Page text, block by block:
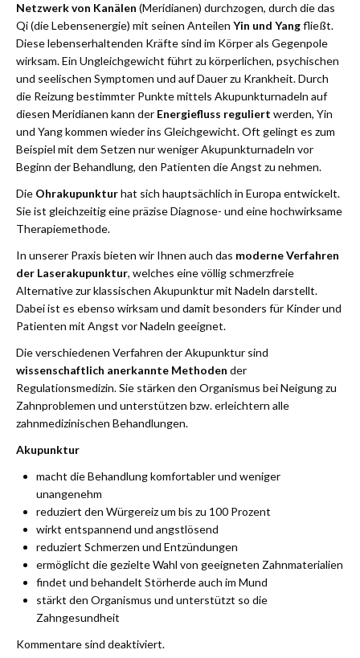
Netzwerk von Kanälen (Meridianen) durchzogen, durch die das
Qi (die Lebensenergie) mit seinen Anteilen Yin und Yangfließt.
Diese lebenserhaltenden Kräfte sind im Körper als Gegenpole
wirksam. Ein Ungleichgewicht führt zu körperlichen, psychischen
und seelischen Symptomen und auf Dauer zu Krankheit. Durch
die Reizung bestimmter Punkte mittels Akupunkturnadeln auf
diesen Meridianen kann der Energiefluss reguliert werden, Yin
und Yang kommen wieder ins Gleichgewicht. Oft gelingt es zum
Beispiel mit dem Setzen nur weniger Akupunkturnadeln vor
Beginn der Behandlung, den Patienten die Angst zu nehmen.
Die Ohrakupunkturhat sich hauptsächlich in Europa entwickelt.
Sie ist gleichzeitig eine präzise Diagnose- und eine hochwirksame
Therapiemethode.
In unserer Praxis bieten wir Ihnen auch das moderne Verfahren
der Laserakupunktur, welches eine völlig schmerzfreie
Alternative zur klassischen Akupunktur mit Nadeln darstellt.
Dabei ist es ebenso wirksam und damit besonders für Kinder und
Patienten mit Angst vor Nadeln geeignet.
Die verschiedenen Verfahren der Akupunktur sind
wissenschaftlich anerkannte Methoden der
Regulationsmedizin. Sie stärken den Organismus bei Neigung zu
Zahnproblemen und unterstützen bzw. erleichtern alle
zahnmedizinischen Behandlungen.
Akupunktur
macht die Behandlung komfortabler und weniger
unangenehm
reduziert den Würgereiz um bis zu 100 Prozent
wirkt entspannend und angstlösend
reduziert Schmerzen und Entzündungen
ermöglicht die gezielte Wahl von geeigneten Zahnmaterialien
findet und behandelt Störherde auch im Mund
stärkt den Organismus und unterstützt so die
Zahngesundheit
Kommentare sind deaktiviert.